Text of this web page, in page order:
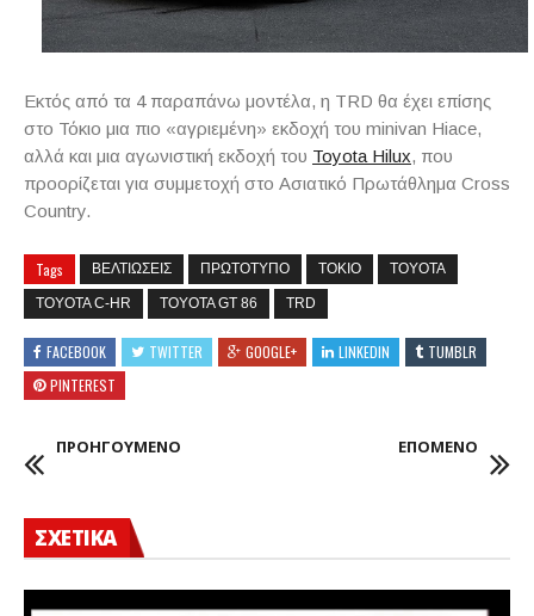
Εκτός από τα 4 παραπάνω μοντέλα, η TRD θα έχει επίσης
στο Τόκιο μια πιο «αγριεμένη» εκδοχή του minivan Hiace,
αλλά και μια αγωνιστική εκδοχή του Toyota Hilux, που
προορίζεται για συμμετοχή στο Ασιατικό Πρωτάθλημα Cross
Country.
Tags ΒΕΛΤΙΩΣΕΙΣ ΠΡΩΤΟΤΥΠΟ ΤΟΚΙΟ TOYOTA
TOYOTA C-HR TOYOTA GT 86 TRD
FACEBOOK TWITTER GOOGLE+ LINKEDIN
TUMBLR
PINTEREST
ΠΡΟΗΓΟΥΜΕΝΟ ΕΠΟΜΕΝΟ
ΣΧΕΤΙΚΑ